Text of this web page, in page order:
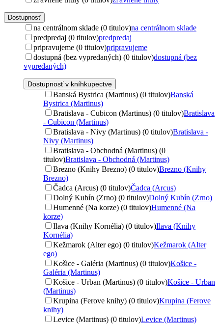
Dostupnosť
na centrálnom sklade (0 titulov)na centrálnom sklade
predpredaj (0 titulov)predpredaj
pripravujeme (0 titulov)pripravujeme
dostupná (bez vypredaných) (0 titulov)dostupná (bez
vypredaných)
Dostupnosť v kníhkupectve
Banská Bystrica (Martinus) (0 titulov)Banská
Bystrica (Martinus)
Bratislava - Cubicon (Martinus) (0 titulov)Bratislava
- Cubicon (Martinus)
Bratislava - Nivy (Martinus) (0 titulov)Bratislava -
Nivy (Martinus)
Bratislava - Obchodná (Martinus) (0
titulov)Bratislava - Obchodná (Martinus)
Brezno (Knihy Brezno) (0 titulov)Brezno (Knihy
Brezno)
Čadca (Arcus) (0 titulov)Čadca (Arcus)
Dolný Kubín (Zrno) (0 titulov)Dolný Kubín (Zrno)
Humenné (Na korze) (0 titulov)Humenné (Na
korze)
Ilava (Knihy Kornélia) (0 titulov)Ilava (Knihy
Kornélia)
Kežmarok (Alter ego) (0 titulov)Kežmarok (Alter
ego)
Košice - Galéria (Martinus) (0 titulov)Košice -
Galéria (Martinus)
Košice - Urban (Martinus) (0 titulov)Košice - Urban
(Martinus)
Krupina (Ferove knihy) (0 titulov)Krupina (Ferove
knihy)
Levice (Martinus) (0 titulov)Levice (Martinus)